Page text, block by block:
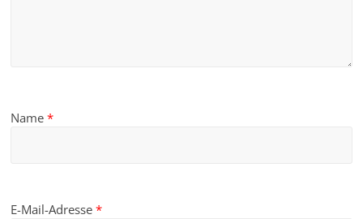
Name*
E-Mail-Adresse*